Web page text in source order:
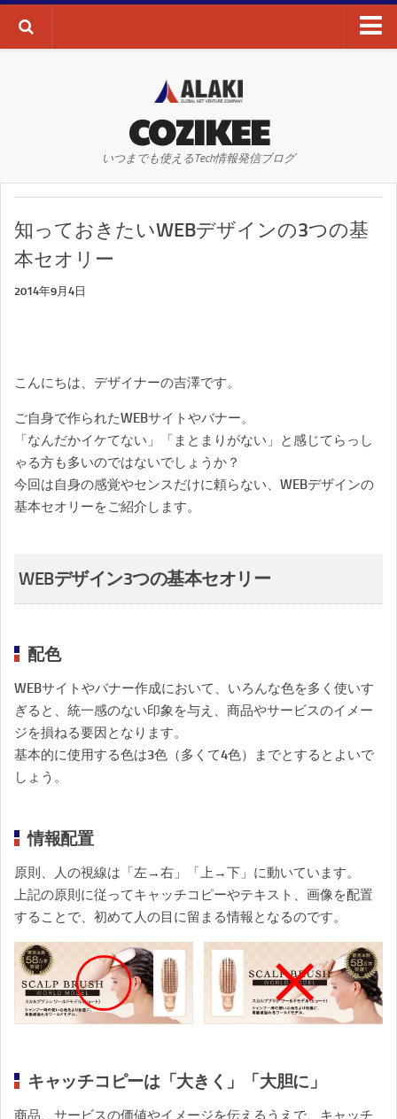
AI・ディープラーニング
WEBサイト
WEBマーケティング
SEO
SNS
COZIKEE
いつまでも使えるTech情報発信ブログ
知っておきたいWEBデザインの3つの基
本セオリー
2014年9月4日
こんにちは、デザイナーの吉澤です。
ご自身で作られたWEBサイトやバナー。
「なんだかイケてない」「まとまりがない」と感じてらっし
ゃる方も多いのではないでしょうか？
今回は自身の感覚やセンスだけに頼らない、WEBデザインの
基本セオリーをご紹介します。
WEBデザイン3つの基本セオリー
配色
WEBサイトやバナー作成において、いろんな色を多く使いす
ぎると、統一感のない印象を与え、商品やサービスのイメー
ジを損ねる要因となります。
基本的に使用する色は3色（多くて4色）までとするとよいで
しょう。
情報配置
原則、人の視線は「左→右」「上→下」に動いています。
上記の原則に従ってキャッチコピーやテキスト、画像を配置
することで、初めて人の目に留まる情報となるのです。
キャッチコピーは「大きく」「大胆に」
商品、サービスの価値やイメージを伝えるうえで、キャッチ